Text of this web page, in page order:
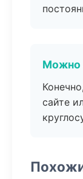
Можно
сайте